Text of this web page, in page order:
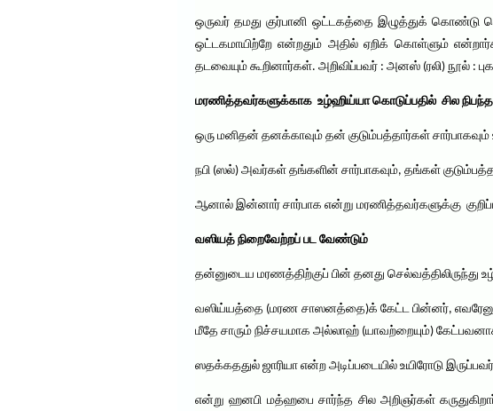
ஒருவர் தமது குர்பானி ஒட்டகத்தை இழுத்துக் கொண்டு
ஒட்டகமாயிற்றே என்றதும் அதில் ஏறிக் கொள்ளும்
தடவையும் கூறினார்கள். அறிவிப்பவர் : அனஸ் (ரலி) நூல் :
மரணித்தவர்களுக்காக உழ்ஹிய்யா கொடுப்பதில் சில
ஒரு மனிதன் தனக்காவும் தன் குடும்பத்தார்கள்
நபி (ஸல்) அவர்கள் தங்களின் சார்பாகவும், தங்கள்
ஆனால் இன்னார் சார்பாக என்று மரணித்தவர்களுக்கு
வஸியத் நிறைவேற்றப் பட வேண்டும்
தன்னுடைய மரணத்திற்குப் பின் தனது
வஸிய்யத்தை (மரண சாஸனத்தை)க் கேட்ட பின்னர்,
மீதே சாரும் நிச்சயமாக அல்லாஹ் (யாவற்றையும்)
ஸதக்கததுல் ஜாரியா என்ற அடிப்படையில் உயிரோடு
என்று ஹனபி மத்ஹபை சார்ந்த சில அறிஞர்கள்